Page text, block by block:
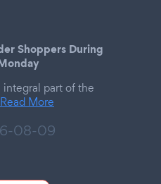
Shoppers During
part of the
Read More
08-09